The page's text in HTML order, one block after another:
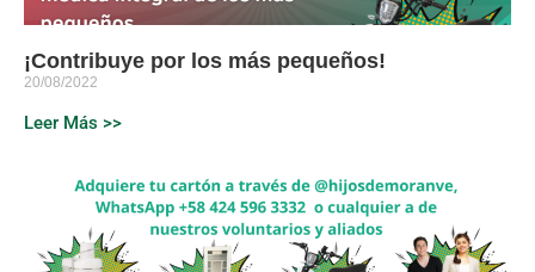
¡Contribuye por los más pequeños!
20/08/2022
Leer Más >>